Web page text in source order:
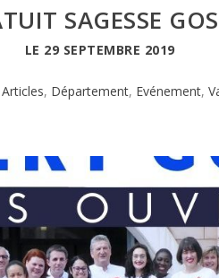
SAGESSE
LE 29 SEPTEMBRE 2019
Articles, Département, Evénement,